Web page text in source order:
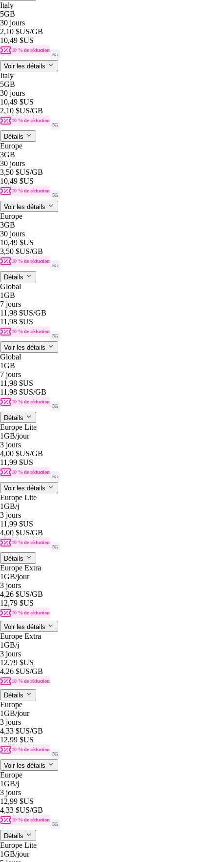
Italy
5GB
30 jours
2,10 $US/GB
10,49 $US
10 % de réduction
5G
Voir les détails
Italy
5GB
30 jours
10,49 $US
2,10 $US/GB
10 % de réduction
5G
Détails
Europe
3GB
30 jours
3,50 $US/GB
10,49 $US
10 % de réduction
5G
Voir les détails
Europe
3GB
30 jours
10,49 $US
3,50 $US/GB
10 % de réduction
5G
Détails
Global
1GB
7 jours
11,98 $US/GB
11,98 $US
10 % de réduction
5G
Voir les détails
Global
1GB
7 jours
11,98 $US
11,98 $US/GB
10 % de réduction
5G
Détails
Europe Lite
1GB/jour
3 jours
4,00 $US/GB
11,99 $US
10 % de réduction
5G
Voir les détails
Europe Lite
1GB/j
3 jours
11,99 $US
4,00 $US/GB
10 % de réduction
5G
Détails
Europe Extra
1GB/jour
3 jours
4,26 $US/GB
12,79 $US
10 % de réduction
Voir les détails
Europe Extra
1GB/j
3 jours
12,79 $US
4,26 $US/GB
10 % de réduction
Détails
Europe
1GB/jour
3 jours
4,33 $US/GB
12,99 $US
10 % de réduction
5G
Voir les détails
Europe
1GB/j
3 jours
12,99 $US
4,33 $US/GB
10 % de réduction
5G
Détails
Europe Lite
1GB/jour